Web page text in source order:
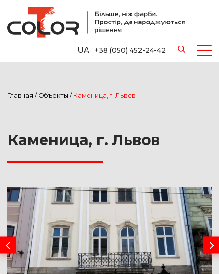
UA +38 (050) 452-24-42
Главная /Объекты /Каменица, г. Львов
Каменица, г. Львов